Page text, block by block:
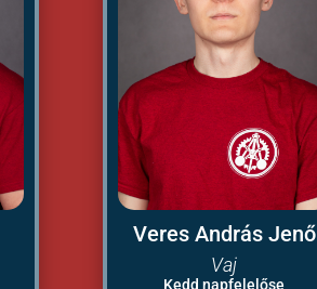
Veres András Jenő
Vaj
Kedd napfelelőse